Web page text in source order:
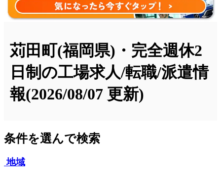
苅田町(福岡県)・完全週休2
日制の工場求人/転職/派遣情
報(2026/08/07 更新)
条件を選んで検索
地域